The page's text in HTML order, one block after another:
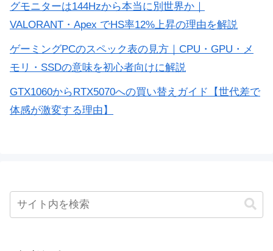
グモニターは144Hzから本当に別世界か｜
VALORANT・Apex でHS率12%上昇の理由を解説
ゲーミングPCのスペック表の見方｜CPU・GPU・メ
モリ・SSDの意味を初心者向けに解説
GTX1060からRTX5070への買い替えガイド【世代差で
体感が激変する理由】